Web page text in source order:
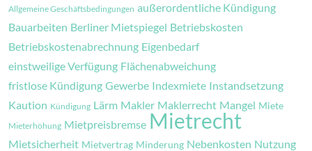
Allgemeine Geschäftsbedingungen außerordentliche Kündigung
Bauarbeiten Berliner Mietspiegel Betriebskosten
Betriebskostenabrechnung Eigenbedarf
einstweilige Verfügung Flächenabweichung
fristlose Kündigung Gewerbe Indexmiete Instandsetzung
Kaution Kündigung Lärm Makler Maklerrecht Mangel Miete
Mieterhöhung Mietpreisbremse Mietrecht
Mietsicherheit Mietvertrag Minderung Nebenkosten Nutzung